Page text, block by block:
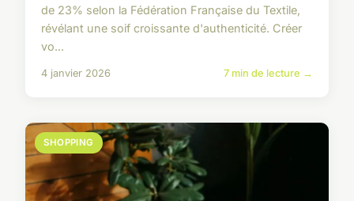
de 23% selon la Fédération Française du Textile,
révélant une soif croissante d'authenticité. Créer
vo...
4 janvier 2026 7 min de lecture →
SHOPPING